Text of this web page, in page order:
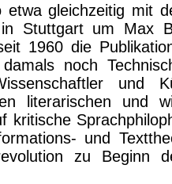
gleichzeitig mit
Stuttgart um Max
1960 die
noch
und
literarischen und
kritische
und
zu Beginn